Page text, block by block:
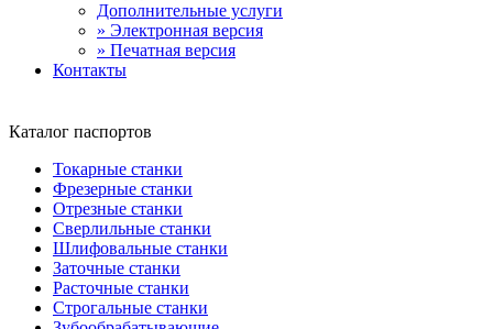
Дополнительные услуги
» Электронная версия
» Печатная версия
Контакты
Каталог паспортов
Токарные станки
Фрезерные станки
Отрезные станки
Сверлильные станки
Шлифовальные станки
Заточные станки
Расточные станки
Строгальные станки